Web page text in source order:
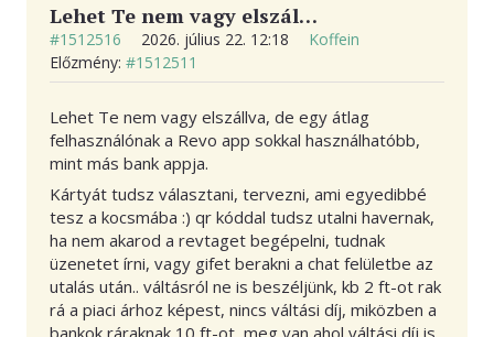
Lehet Te nem vagy elszál…
#1512516 2026. július 22. 12:18
Koffein
Előzmény: #1512511
Lehet Te nem vagy elszállva, de egy átlag
felhasználónak a Revo app sokkal használhatóbb,
mint más bank appja.
Kártyát tudsz választani, tervezni, ami egyedibbé
tesz a kocsmába :) qr kóddal tudsz utalni havernak,
ha nem akarod a revtaget begépelni, tudnak
üzenetet írni, vagy gifet berakni a chat felületbe az
utalás után.. váltásról ne is beszéljünk, kb 2 ft-ot rak
rá a piaci árhoz képest, nincs váltási díj, miközben a